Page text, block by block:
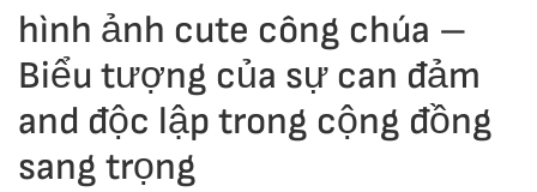
hình ảnh cute công chúa –
Biểu tượng của sự can đảm
and độc lập trong cộng đồng
sang trọng